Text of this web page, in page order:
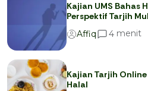
Kajian UMS Bahas
Perspektif Tarjih
Affiq
4 menit
Kajian Tarjih
Halal